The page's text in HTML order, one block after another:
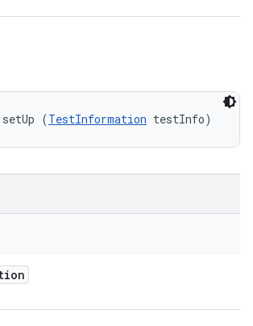
(TestInformation testInfo)